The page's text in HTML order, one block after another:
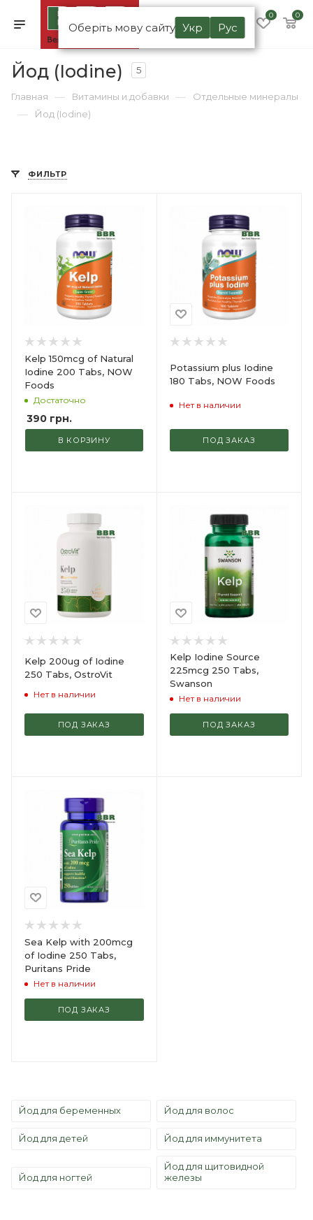
Оберіть мову сайту Укр Рус
0 0
Йод (Iodine) 5
Главная — Витамины и добавки — Отдельные минералы
— Йод (Iodine)
ФИЛЬТР
Kelp 150mcg of Natural
Iodine 200 Tabs, NOW
Foods
Достаточно
390 грн.
В КОРЗИНУ
Potassium plus Iodine
180 Tabs, NOW Foods
Нет в наличии
ПОД ЗАКАЗ
Kelp 200ug of Iodine
250 Tabs, OstroVit
Нет в наличии
ПОД ЗАКАЗ
Kelp Iodine Source
225mcg 250 Tabs,
Swanson
Нет в наличии
ПОД ЗАКАЗ
Sea Kelp with 200mcg
of Iodine 250 Tabs,
Puritans Pride
Нет в наличии
ПОД ЗАКАЗ
Йод для беременных Йод для волос
Йод для детей Йод для иммунитета
Йод для ногтей
Йод для щитовидной
железы